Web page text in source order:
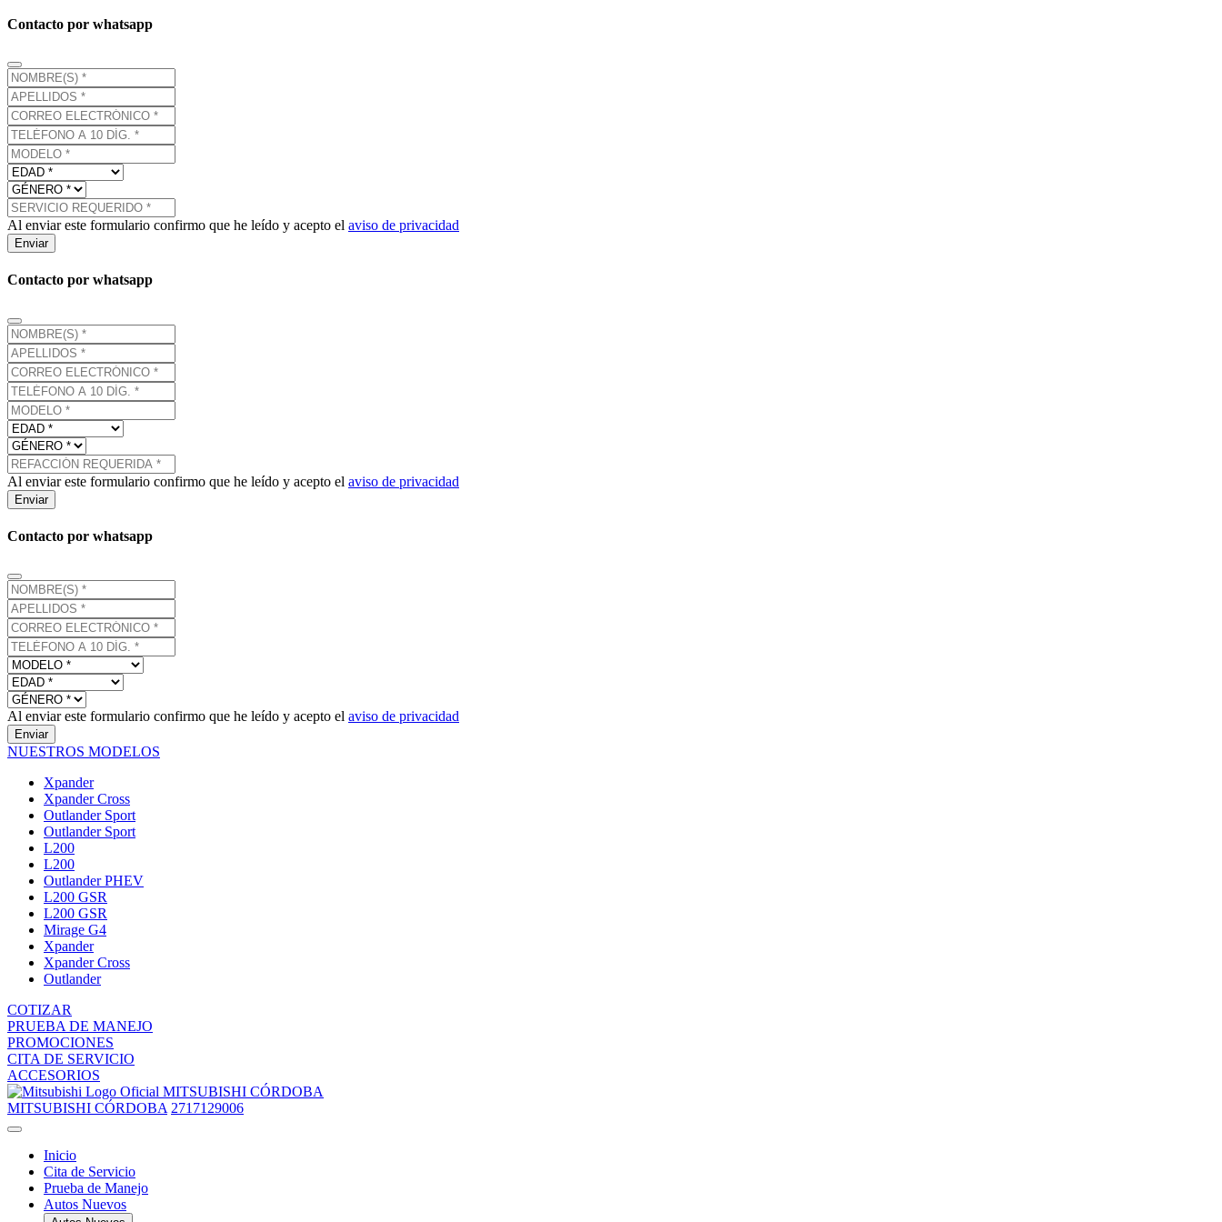
Contacto por whatsapp
Al enviar este formulario confirmo que he leído y acepto el aviso de privacidad
Enviar
Contacto por whatsapp
Al enviar este formulario confirmo que he leído y acepto el aviso de privacidad
Enviar
Contacto por whatsapp
Al enviar este formulario confirmo que he leído y acepto el aviso de privacidad
Enviar
NUESTROS MODELOS
Xpander
Xpander Cross
Outlander Sport
Outlander Sport
L200
L200
Outlander PHEV
L200 GSR
L200 GSR
Mirage G4
Xpander
Xpander Cross
Outlander
COTIZAR
PRUEBA DE MANEJO
PROMOCIONES
CITA DE SERVICIO
ACCESORIOS
MITSUBISHI CÓRDOBA
MITSUBISHI CÓRDOBA 2717129006
Inicio
Cita de Servicio
Prueba de Manejo
Autos Nuevos